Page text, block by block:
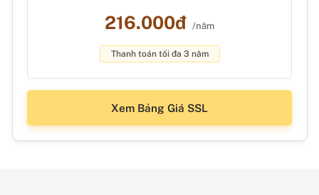
216.000đ /năm
Thanh toán tối đa 3 năm
Xem Bảng Giá SSL